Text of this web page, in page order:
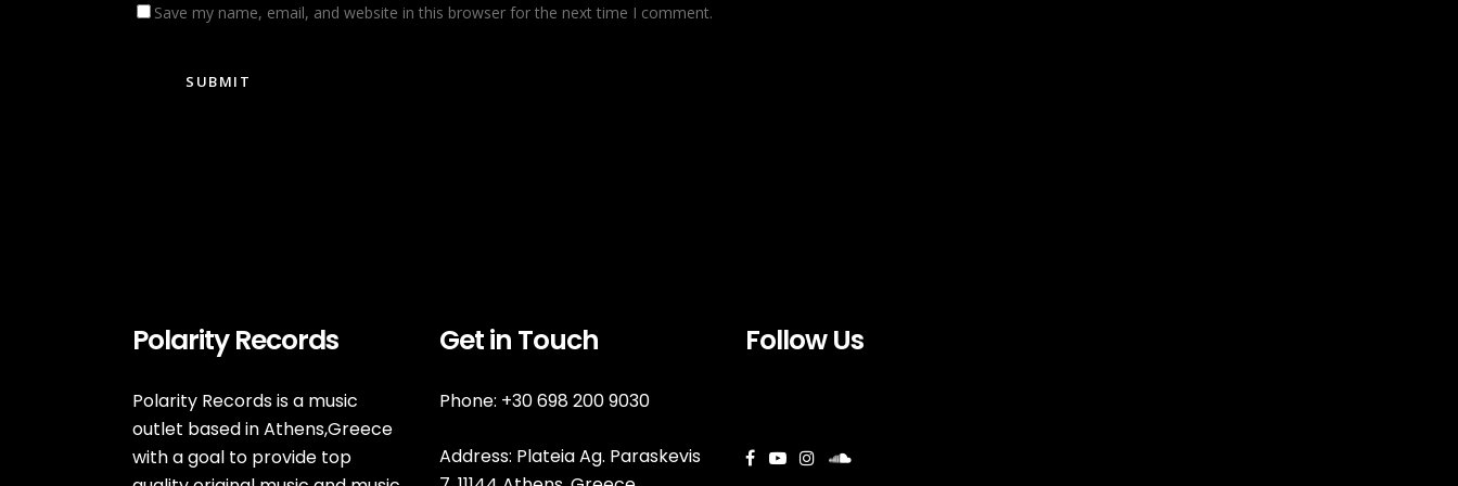
Save my name, email, and website in this browser for the next time I comment.
Polarity Records
Polarity Records is a music
outlet based in Athens,Greece
with a goal to provide top
Get in Touch
Phone: +30 698 200 9030
Address: Plateia Ag. Paraskevis
Follow Us